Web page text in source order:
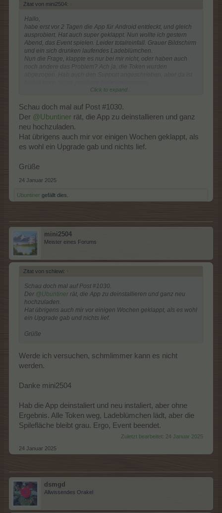
Zitat von mini2504: ↑
Hallo,
habe erst vor 2 Tagen die App für Android entdeckt, und gleich
ausprobiert. Hat auch super geklappt. Nun wollte ich gestern
Abend, das Event spielen. Leider totalreinfall. Grauer Bildschirm
und ein sich drunken laufendes Ladeblümchen.
Nun die Frage, klappte es nur bei mir nicht, oder haben auch
noch andere das Problem? Ach ja, die Token wurden
Click to expand...
Schau doch mal auf Post #1030.
Der @Ubuntiner rät, die App zu deinstallieren und ganz
neu hochzuladen.
Hat übrigens auch mir vor einigen Wochen geklappt, als
es wohl ein Upgrade gab und nichts lief.
Grüße
24 Januar 2025
Ubuntiner gefällt dies.
mini2504
Meister eines Forums
Zitat von schlewi: ↑
Schau doch mal auf Post #1030.
Der @Ubuntiner rät, die App zu deinstallieren und ganz neu
hochzuladen.
Hat übrigens auch mir vor einigen Wochen geklappt, als es wohl
ein Upgrade gab und nichts lief.
Grüße
Werde ich versuchen, schmlimmer kann es nicht
werden.
Danke mini2504
Hab die App deinstaliert und neu instaliert, aber ohne
Ergebnis. Alle Token weg, Ladeblümchen lädt, aber die
Spilefläche bleibt grau. Ergo, Event beendet.
Zuletzt bearbeitet: 24 Januar 2025
24 Januar 2025
dsmgd
Allwissendes Orakel